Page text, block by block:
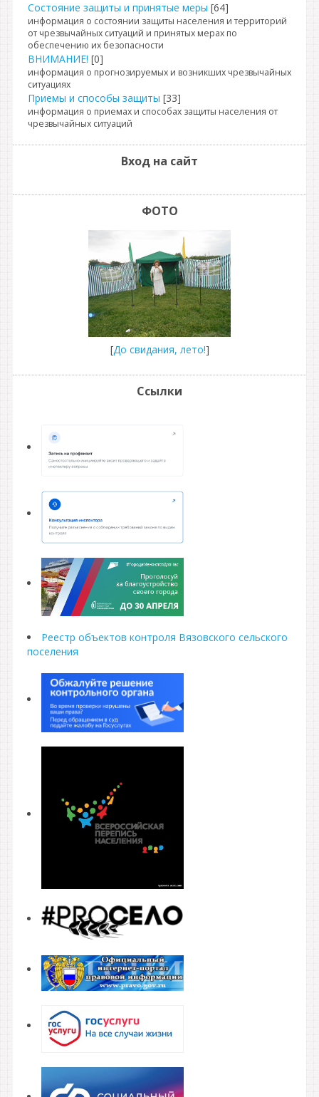
Состояние защиты и принятые меры [64]
информация о состоянии защиты населения и территорий
от чрезвычайных ситуаций и принятых мерах по
обеспечению их безопасности
ВНИМАНИЕ! [0]
информация о прогнозируемых и возникших чрезвычайных
ситуациях
Приемы и способы защиты [33]
информация о приемах и способах защиты населения от
чрезвычайных ситуаций
Вход на сайт
ФОТО
[До свидания, лето!]
Ссылки
Реестр объектов контроля Вязовского сельского
поселения